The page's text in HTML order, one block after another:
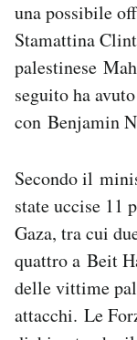
una possibile
Stamattina
palestinese
seguito ha
con Benjamin
Secondo il
state uccise 11
Gaza, tra cui
quattro a Beit
delle vittime
attacchi. Le